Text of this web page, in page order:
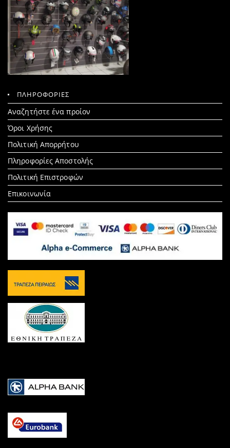
ΠΛΗΡΟΦΟΡΙΕΣ
Αναζητήστε ένα προίον
Search
for:
Όροι Χρήσης
Πολιτική Απορρήτου
Πληροφορίες Αποστολής
Πολιτική Επιστροφών
Επικοινωνία